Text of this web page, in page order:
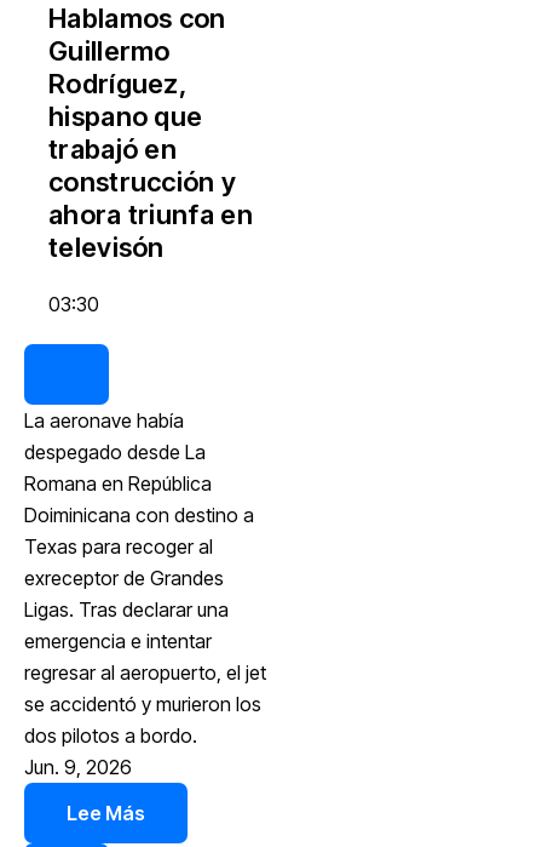
Hablamos con
Guillermo
Rodríguez,
hispano que
trabajó en
construcción y
ahora triunfa en
televisón
03:30
La aeronave había
despegado desde La
Romana en República
Doiminicana con destino a
Texas para recoger al
exreceptor de Grandes
Ligas. Tras declarar una
emergencia e intentar
regresar al aeropuerto, el jet
se accidentó y murieron los
dos pilotos a bordo.
Jun. 9, 2026
Lee Más